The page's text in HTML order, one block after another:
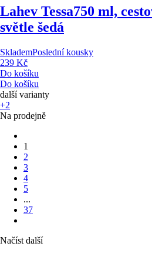
Lahev Tessa750 ml,
světle šedá
SklademPoslední kousky
239 Kč
Do košíku
Do košíku
další varianty
+2
Na prodejně
1
2
3
4
5
...
37
Načíst další